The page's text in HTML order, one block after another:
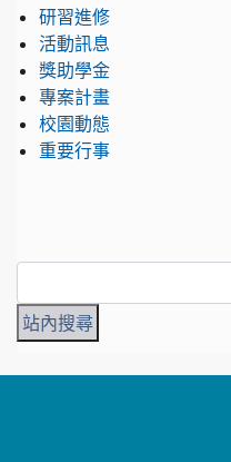
研習進修
活動訊息
獎助學金
專案計畫
校園動態
重要行事